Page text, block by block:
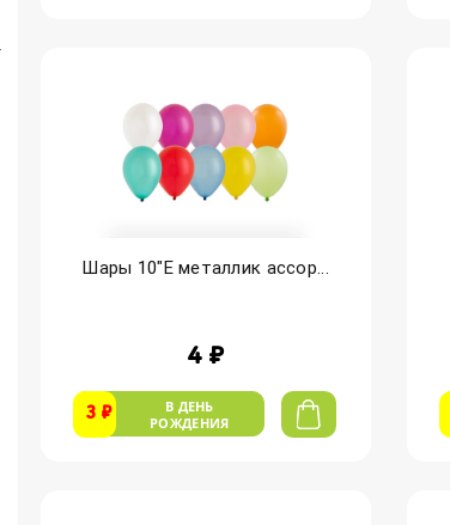
Шары 10"Е металлик ассор...
4 ₽
3 ₽
В ДЕНЬ
РОЖДЕНИЯ